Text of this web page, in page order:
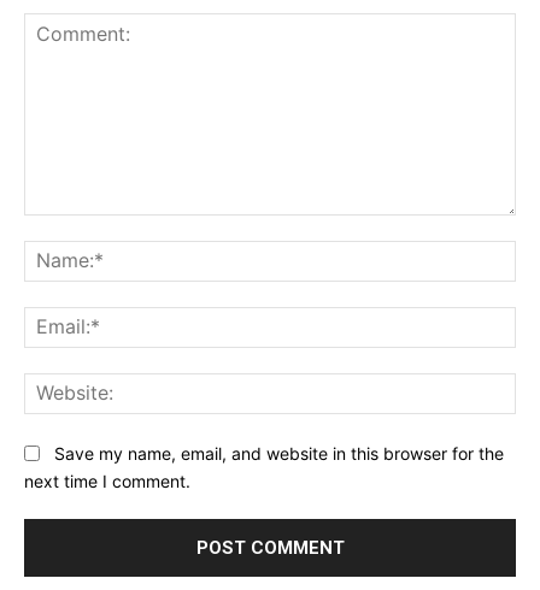
Save my name, email, and website in this browser for the
next time I comment.